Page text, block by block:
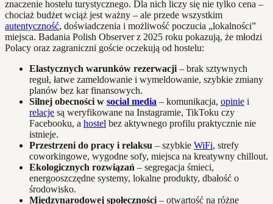
znaczenie hostelu turystycznego. Dla nich liczy się nie tylko cena –
chociaż budżet wciąż jest ważny – ale przede wszystkim
autentyczność, doświadczenia i możliwość poczucia „lokalności”
miejsca. Badania Polish Observer z 2025 roku pokazują, że młodzi
Polacy oraz zagraniczni goście oczekują od hostelu:
Elastycznych warunków rezerwacji – brak sztywnych
reguł, łatwe zameldowanie i wymeldowanie, szybkie zmiany
planów bez kar finansowych.
Silnej obecności w social media – komunikacja, opinie i
relacje są weryfikowane na Instagramie, TikToku czy
Facebooku, a hostel bez aktywnego profilu praktycznie nie
istnieje.
Przestrzeni do pracy i relaksu – szybkie WiFi, strefy
coworkingowe, wygodne sofy, miejsca na kreatywny chillout.
Ekologicznych rozwiązań – segregacja śmieci,
energooszczędne systemy, lokalne produkty, dbałość o
środowisko.
Międzynarodowej społeczności – otwartość na różne